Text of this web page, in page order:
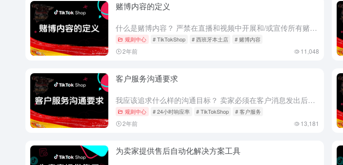
赌博内容的定义
什么是赌博内容？ 严禁在直播和视频中开展和/或宣传所有赌博活动。TikTok Shop 也禁止销售与赌博相关的产品、服务和用具。 赌博有哪些例子？ 例子 A：卖家或创作者为用户提供掷骰子的机会，猜测正...
规则中心 # TikTokShop # 西班牙本土店 # 赌博内容
2年前 11,048
客户服务沟通要求
我应该追求什么样的沟通目标？ 卖家必须在客户消息发出后的 24 小时内回复客户询问。这将影响 24 小时回复率。 指标描述卖家目标24小时响应率在过去30天内，所有收到的聊天中，在24小时内响应的聊天...
规则中心 # 24小时响应率 # TikTokShop # 客户服务
2年前 13,181
为卖家提供售后自动化解决方案工具